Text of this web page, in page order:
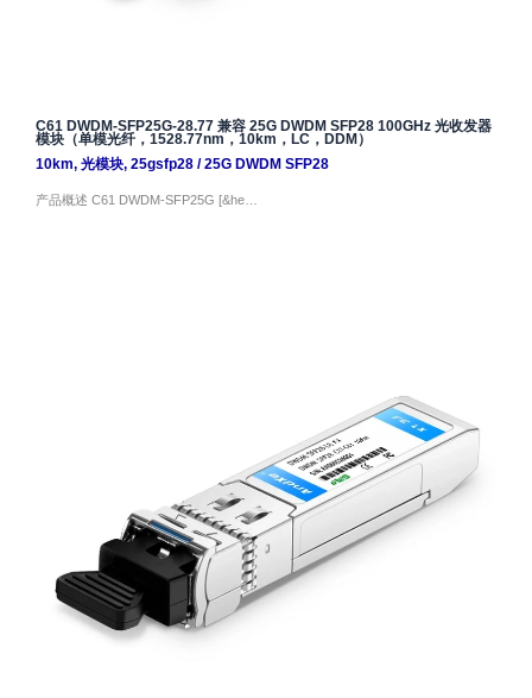
C61 DWDM-SFP25G-28.77 兼容 25G DWDM SFP28 100GHz 光收发器
模块（单模光纤，1528.77nm，10km，LC，DDM）
10km, 光模块, 25gsfp28/25G DWDM SFP28
产品概述 C61 DWDM-SFP25G [&he…